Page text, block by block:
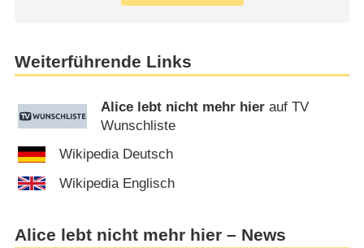
Weiterführende Links
Alice lebt nicht mehr hier auf TV
Wunschliste
Wikipedia Deutsch
Wikipedia Englisch
Alice lebt nicht mehr hier – News